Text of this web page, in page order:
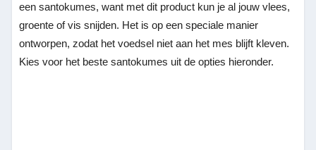
een santokumes, want met dit product kun je al jouw vlees,
groente of vis snijden. Het is op een speciale manier
ontworpen, zodat het voedsel niet aan het mes blijft kleven.
Kies voor het beste santokumes uit de opties hieronder.